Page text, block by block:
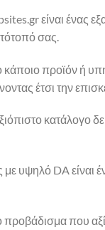
είναι ένας
σας.
προϊόν ή
έτσι την
κατάλογο
υψηλό DA
που